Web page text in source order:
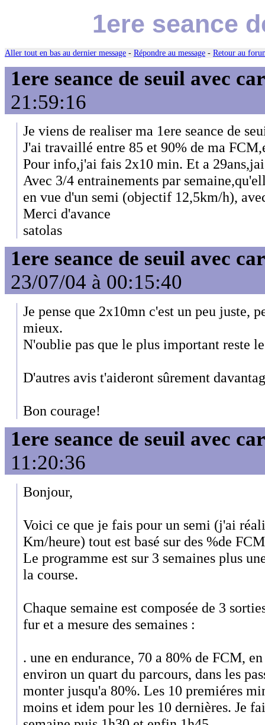
1ere seance
Aller tout en bas au dernier message - Répondre au message - Retour au
1ere seance de seuil avec
21:59:16
Je viens de realiser ma 1ere seance de
J'ai travaillé entre 85 et 90% de ma
Pour info,j'ai fais 2x10 min. Et a
Avec 3/4 entrainements par
en vue d'un semi (objectif 12,5km/h),
Merci d'avance
satolas
1ere seance de seuil avec
23/07/04 à 00:15:40
Je pense que 2x10mn c'est un peu juste,
mieux.
N'oublie pas que le plus important reste
D'autres avis t'aideront sûrement
Bon courage!
1ere seance de seuil avec
11:20:36
Bonjour,
Voici ce que je fais pour un semi (j'ai
Km/heure) tout est basé sur des %de
Le programme est sur 3 semaines plus
la course.
Chaque semaine est composée de 3
fur et a mesure des semaines :
. une en endurance, 70 a 80% de FCM,
environ un quart du parcours, dans les
monter jusqu'a 80%. Les 10 premiéres
moins et idem pour les 10 dernières. Je